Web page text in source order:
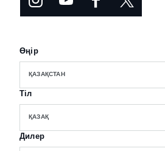
Өңір
ҚАЗАҚСТАН
Тіл
ҚАЗАҚ
Дилер